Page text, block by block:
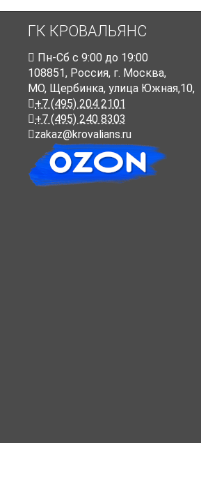
ГК КРОВАЛЬЯНС
Пн-Cб с 9:00 до 19:00
108851, Россия, г. Москва,
МО, Щербинка, улица Южная,10,
+7 (495) 204 2101
+7 (495) 240 8303
zakaz@krovalians.ru